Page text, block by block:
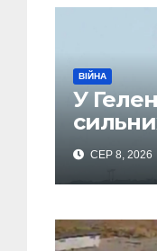
ВІЙНА
У
СЕР 8, 2026